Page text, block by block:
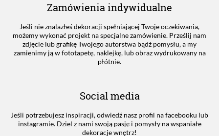
Zamówienia indywidualne
Jeśli nie znalazłeś dekoracji spełniającej Twoje oczekiwania,
możemy wykonać projekt na specjalne zamówienie. Prześlij nam
zdjęcie lub grafikę Twojego autorstwa bądź pomysłu, a my
zamienimy ją w fototapetę, naklejkę, lub obraz wydrukowany na
płótnie.
Social media
Jeśli potrzebujesz inspiracji, odwiedź nasz profil na facebooku lub
instagramie. Dziel z nami swoją pasję i pomysły na wspaniałe
dekoracje wnętrz!